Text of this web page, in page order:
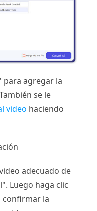
para agregar la
se le
video haciendo
adecuado de
Luego haga clic
confirmar la